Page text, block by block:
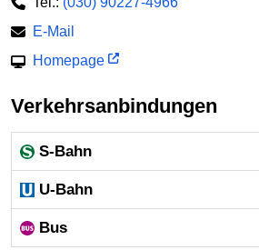
E-Mail
Homepage
Verkehrsanbindungen
S-Bahn
U-Bahn
Bus